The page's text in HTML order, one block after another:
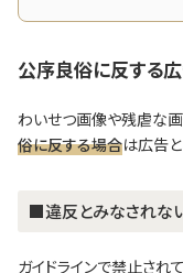
公序良俗に反する
わいせつ画像や残虐な画
俗に反する場合は広告
■違反とみなされな
ガイドラインで禁止さ